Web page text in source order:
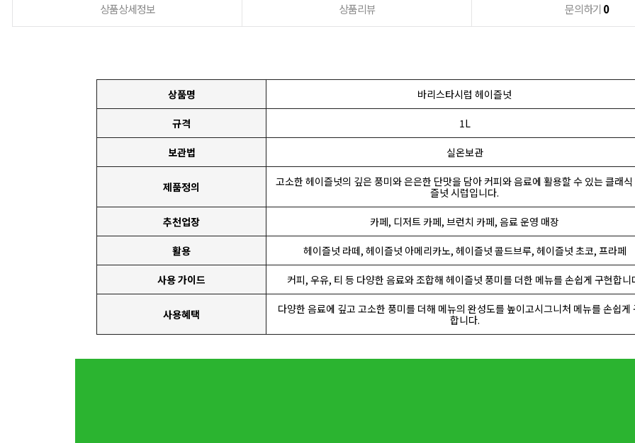
상품상세정보 상품리뷰 문의하기 0
상품명 바리스타시럽 헤이즐넛
규격 1L
보관법 실온보관
제품정의
고소한 헤이즐넛의 깊은 풍미와 은은한 단맛을 담아 커피와 음료에 활용할 수 있는 클래식
즐넛 시럽입니다.
추천업장 카페, 디저트 카페, 브런치 카페, 음료 운영 매장
활용 헤이즐넛 라떼, 헤이즐넛 아메리카노, 헤이즐넛 콜드브루, 헤이즐넛 초코, 프라페
사용 가이드 커피, 우유, 티 등 다양한 음료와 조합해 헤이즐넛 풍미를 더한 메뉴를 손쉽게 구현합니
사용혜택
다양한 음료에 깊고 고소한 풍미를 더해 메뉴의 완성도를 높이고시그니처 메뉴를 손쉽게
합니다.